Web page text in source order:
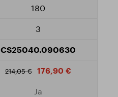
180
3
CS25040.090630
214,05 € 176,90 €
Ja